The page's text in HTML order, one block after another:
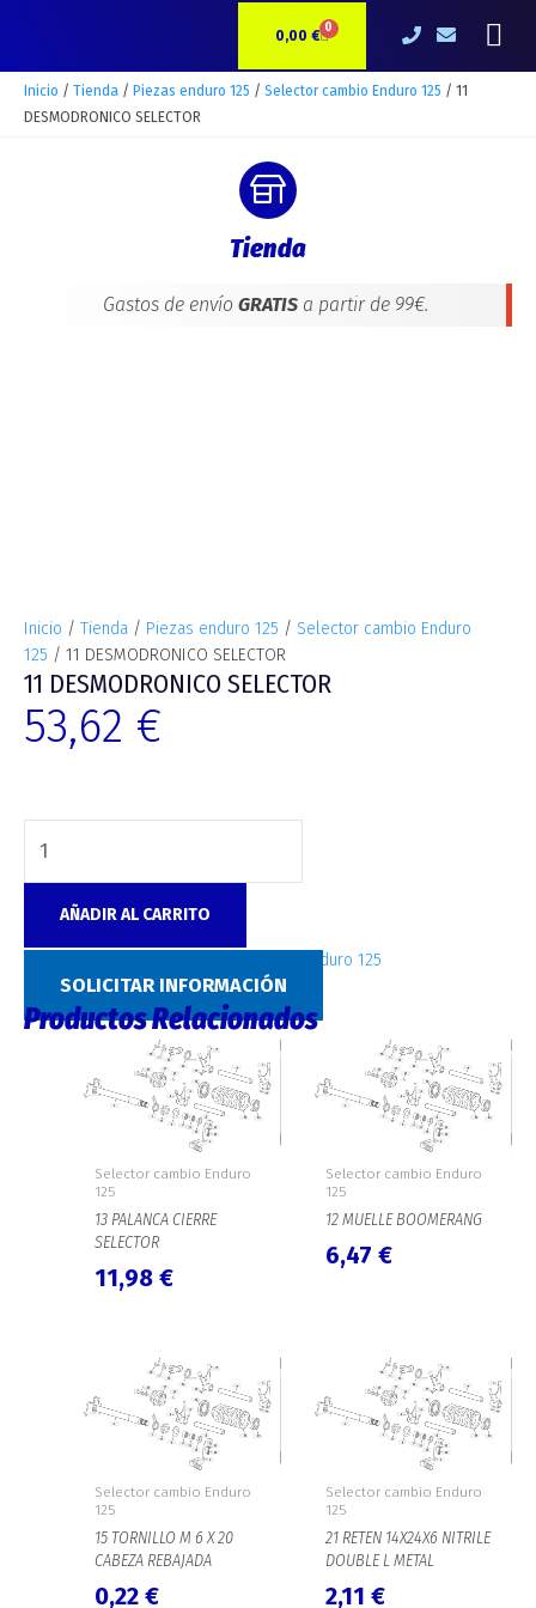
0,00 € 0CARRITO
Inicio / Tienda / Piezas enduro 125 / Selector cambio Enduro 125 / 11
DESMODRONICO SELECTOR
Tienda
Gastos de envío GRATISa partir de 99€.
Inicio / Tienda / Piezas enduro 125 / Selector cambio Enduro
125 / 11 DESMODRONICO SELECTOR
11 DESMODRONICO SELECTOR
53,62 €
cantidad
AÑADIR AL CARRITO
Selector cambio Enduro 125
SOLICITAR INFORMACIÓN
Productos Relacionados
Selector cambio Enduro
125
13 PALANCA CIERRE
SELECTOR
11,98 €
Selector cambio Enduro
125
12 MUELLE BOOMERANG
6,47 €
Selector cambio Enduro
125
15 TORNILLO M 6 X 20
CABEZA REBAJADA
0,22 €
Selector cambio Enduro
125
21 RETEN 14X24X6 NITRILE
DOUBLE L METAL
2,11 €